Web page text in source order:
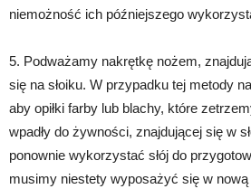
niemożność ich późniejszego
5. Podważamy nakrętkę nożem,
się na słoiku. W przypadku tej metody
aby opiłki farby lub blachy, które
wpadły do żywności, znajdującej się w
ponownie wykorzystać słój do
musimy niestety wyposażyć się w